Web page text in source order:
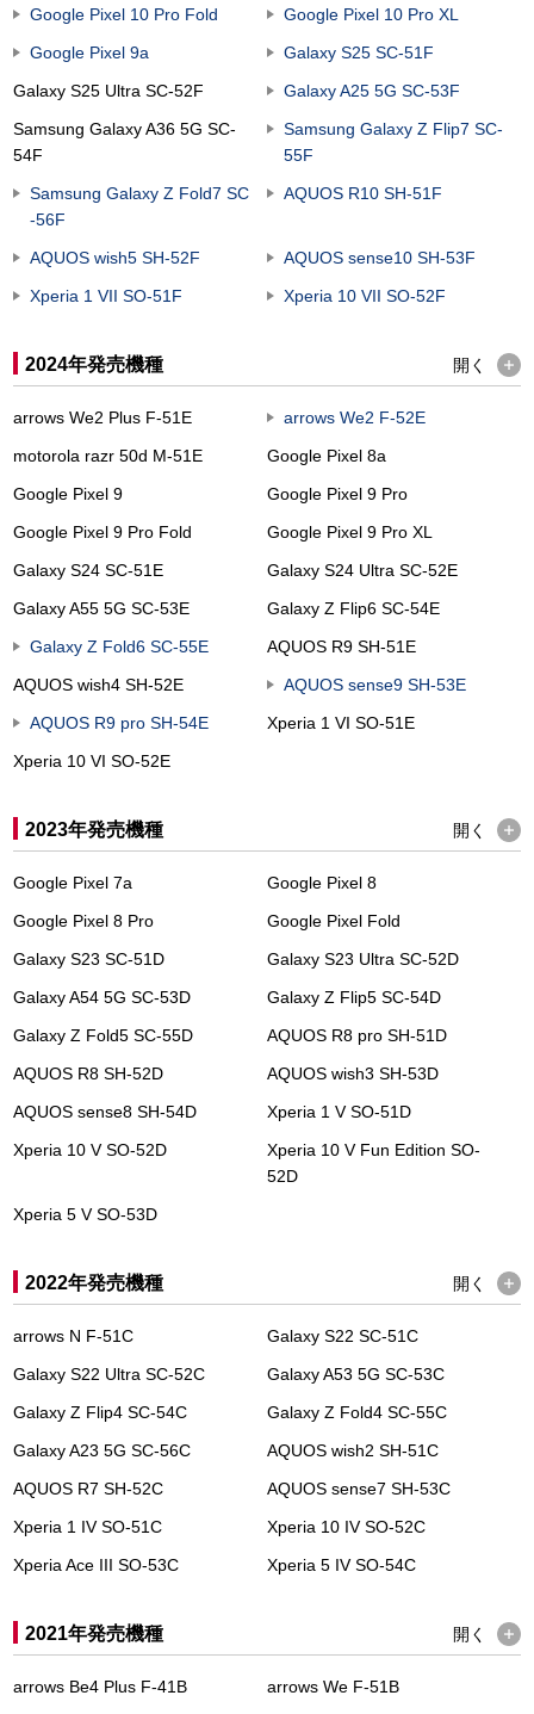
Google Pixel 10 Pro Fold
Google Pixel 10 Pro XL
Google Pixel 9a
Galaxy S25 SC-51F
Galaxy S25 Ultra SC-52F
Galaxy A25 5G SC-53F
Samsung Galaxy A36 5G SC-
54F
Samsung Galaxy Z Flip7 SC-
55F
Samsung Galaxy Z Fold7 SC
-56F
AQUOS R10 SH-51F
AQUOS wish5 SH-52F
AQUOS sense10 SH-53F
Xperia 1 VII SO-51F
Xperia 10 VII SO-52F
2024年発売機種 開く
arrows We2 Plus F-51E
arrows We2 F-52E
motorola razr 50d M-51E
Google Pixel 8a
Google Pixel 9
Google Pixel 9 Pro
Google Pixel 9 Pro Fold
Google Pixel 9 Pro XL
Galaxy S24 SC-51E
Galaxy S24 Ultra SC-52E
Galaxy A55 5G SC-53E
Galaxy Z Flip6 SC-54E
Galaxy Z Fold6 SC-55E
AQUOS R9 SH-51E
AQUOS wish4 SH-52E
AQUOS sense9 SH-53E
AQUOS R9 pro SH-54E
Xperia 1 VI SO-51E
Xperia 10 VI SO-52E
2023年発売機種 開く
Google Pixel 7a
Google Pixel 8
Google Pixel 8 Pro
Google Pixel Fold
Galaxy S23 SC-51D
Galaxy S23 Ultra SC-52D
Galaxy A54 5G SC-53D
Galaxy Z Flip5 SC-54D
Galaxy Z Fold5 SC-55D
AQUOS R8 pro SH-51D
AQUOS R8 SH-52D
AQUOS wish3 SH-53D
AQUOS sense8 SH-54D
Xperia 1 V SO-51D
Xperia 10 V SO-52D
Xperia 10 V Fun Edition SO-
52D
Xperia 5 V SO-53D
2022年発売機種 開く
arrows N F-51C
Galaxy S22 SC-51C
Galaxy S22 Ultra SC-52C
Galaxy A53 5G SC-53C
Galaxy Z Flip4 SC-54C
Galaxy Z Fold4 SC-55C
Galaxy A23 5G SC-56C
AQUOS wish2 SH-51C
AQUOS R7 SH-52C
AQUOS sense7 SH-53C
Xperia 1 IV SO-51C
Xperia 10 IV SO-52C
Xperia Ace III SO-53C
Xperia 5 IV SO-54C
2021年発売機種 開く
arrows Be4 Plus F-41B
arrows We F-51B